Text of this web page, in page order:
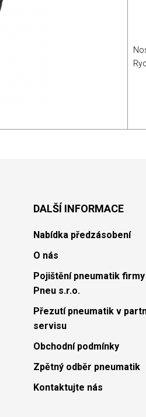
DALŠÍ INFORMACE
Nabídka předzásobení
O nás
Pojištění pneumatik
Pneu s.r.o.
Přezutí pneumatik v
servisu
Obchodní podmínky
Zpětný odběr pneumatik
Kontaktujte nás